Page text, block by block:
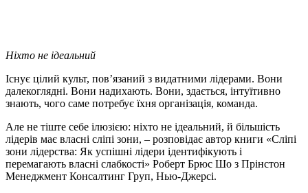
Ніхто не ідеальний
Існує цілий культ, пов’язаний з видатними лідерами. Вони
далекоглядні. Вони надихають. Вони, здається, інтуїтивно
знають, чого саме потребує їхня організація, команда.
Але не тіште себе ілюзією: ніхто не ідеальний, й більшість
лідерів має власні сліпі зони, – розповідає автор книги «Сліпі
зони лідерства: Як успішні лідери ідентифікують і
перемагають власні слабкості» Роберт Брюс Шо з Прінстон
Менеджмент Консалтинг Груп, Нью-Джерсі.